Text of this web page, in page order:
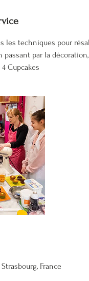
les techniques pour
passant par la
Cupcakes
France